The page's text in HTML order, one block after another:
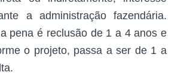
a administração fazendária.
pena é reclusãode 1 a 4 anos e
o projeto, passa a ser de 1 a